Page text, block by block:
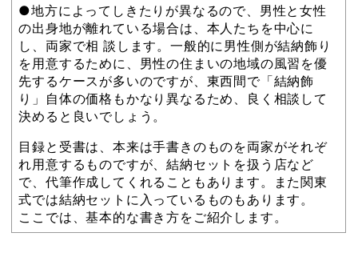
●地方によってしきたりが異なるので、男性と女性
の出身地が離れている場合は、本人たちを中心に
し、両家で相 談します。一般的に男性側が結納飾り
を用意するために、男性の住まいの地域の風習を優
先するケースが多いのですが、東西間で「結納飾
り」自体の価格もかなり異なるため、良く相談して
決めると良いでしょう。
目録と受書は、本来は手書きのものを両家がそれぞ
れ用意するものですが、結納セットを扱う店など
で、代筆作成してくれることもあります。また関東
式では結納セットに入っているものもあります。
ここでは、基本的な書き方をご紹介します。